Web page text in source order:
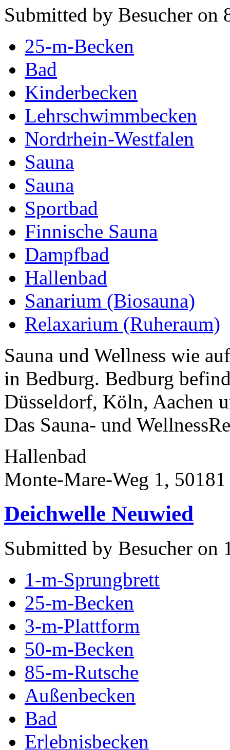
Submitted by Besucher on
25-m-Becken
Bad
Kinderbecken
Lehrschwimmbecken
Nordrhein-Westfalen
Sauna
Sauna
Sportbad
Finnische Sauna
Dampfbad
Hallenbad
Sanarium (Biosauna)
Relaxarium (Ruheraum)
Sauna und Wellness wie
in Bedburg. Bedburg
Düsseldorf, Köln, Aachen
Das Sauna- und
Hallenbad
Monte-Mare-Weg 1,
Deichwelle Neuwied
Submitted by Besucher on
1-m-Sprungbrett
25-m-Becken
3-m-Plattform
50-m-Becken
85-m-Rutsche
Außenbecken
Bad
Erlebnisbecken